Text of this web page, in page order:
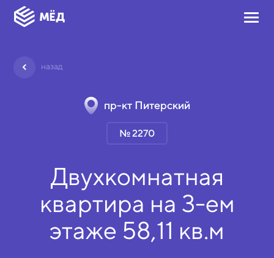
назад
пр-кт Питерский
№ 2270
Двухкомнатная
квартира на 3-ем
этаже 58,11 кв.м